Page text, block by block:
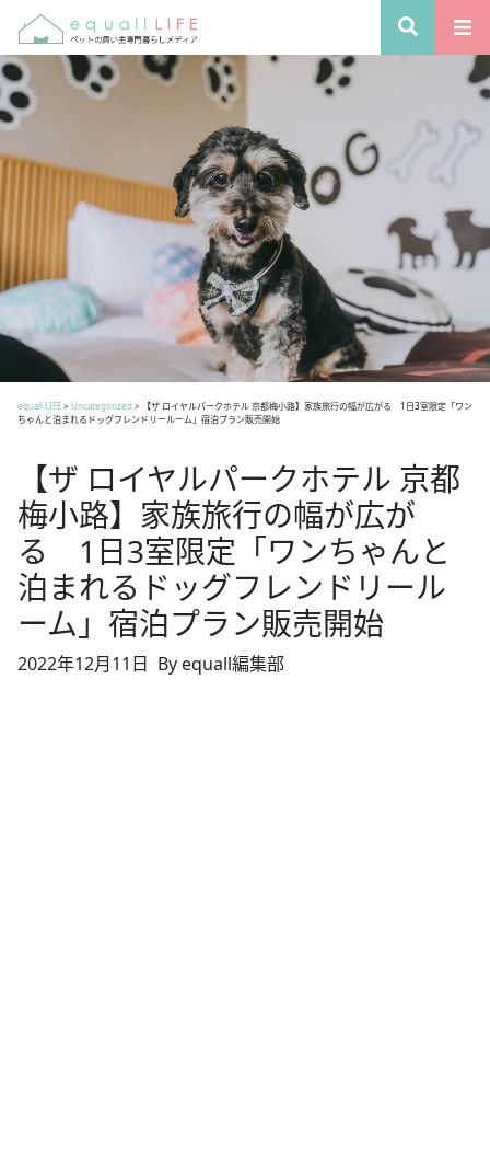
equall LIFE> Uncategorized>
【ザ ロイヤルパークホテル 京都梅小路】家族旅行の幅が広がる 1日3室限定「ワン
ちゃんと泊まれるドッグフレンドリールーム」宿泊プラン販売開始
【ザ ロイヤルパークホテル 京都
梅小路】家族旅行の幅が広が
る 1日3室限定「ワンちゃんと
泊まれるドッグフレンドリール
ーム」宿泊プラン販売開始
2022年12月11日 By equall編集部